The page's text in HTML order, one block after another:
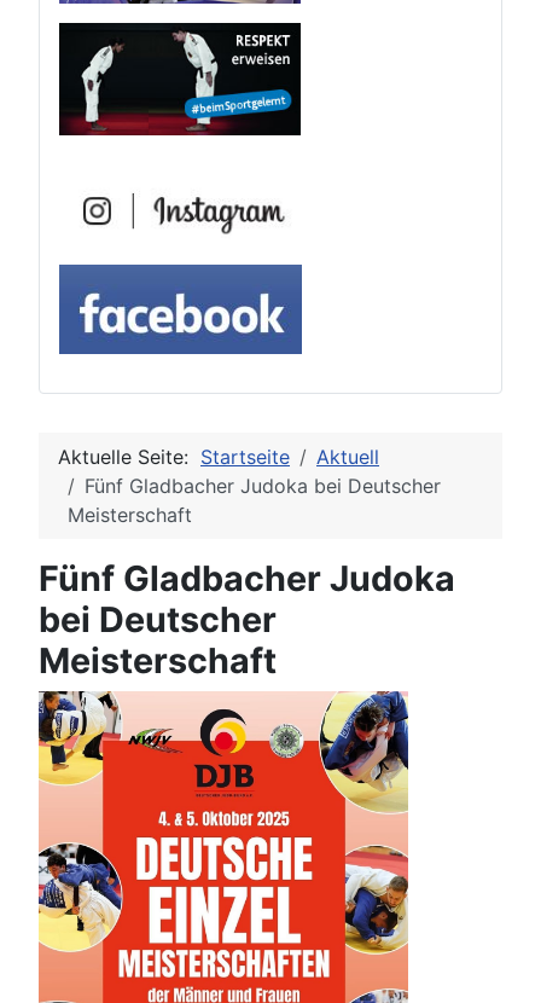
Aktuelle Seite: Startseite
Aktuell
Fünf Gladbacher Judoka bei Deutscher
Meisterschaft
Fünf Gladbacher Judoka
bei Deutscher
Meisterschaft